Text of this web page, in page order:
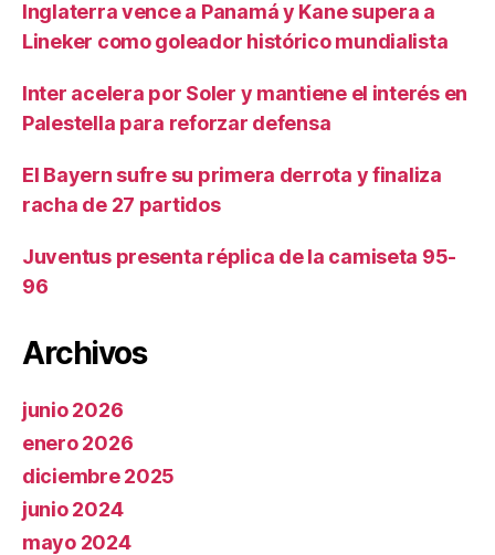
Inglaterra vence a Panamá y Kane supera a
Lineker como goleador histórico mundialista
Inter acelera por Soler y mantiene el interés en
Palestella para reforzar defensa
El Bayern sufre su primera derrota y finaliza
racha de 27 partidos
Juventus presenta réplica de la camiseta 95-
96
Archivos
junio 2026
enero 2026
diciembre 2025
junio 2024
mayo 2024